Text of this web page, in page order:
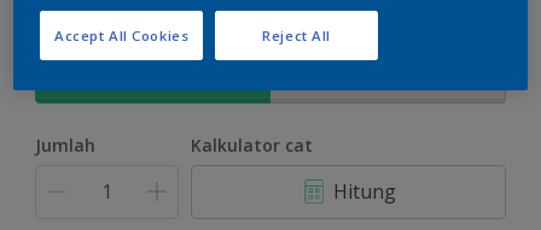
Ukuran
Jumlah Kalkulator cat
Hitung
Reject All
Accept All Cookies